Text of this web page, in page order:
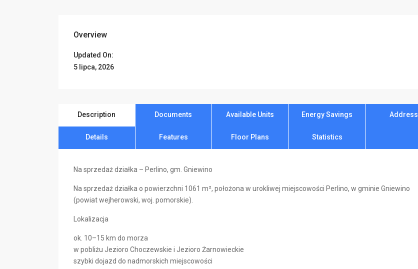
Overview
Updated On:
5 lipca, 2026
Description Documents Available Units Energy Savings Address
Details Features Floor Plans Statistics
Na sprzedaż działka – Perlino, gm. Gniewino
Na sprzedaż działka o powierzchni 1061 m², położona w urokliwej miejscowości Perlino, w gminie Gniewino
(powiat wejherowski, woj. pomorskie).
Lokalizacja
ok. 10–15 km do morza
w pobliżu Jezioro Choczewskie i Jezioro Żarnowieckie
szybki dojazd do nadmorskich miejscowości